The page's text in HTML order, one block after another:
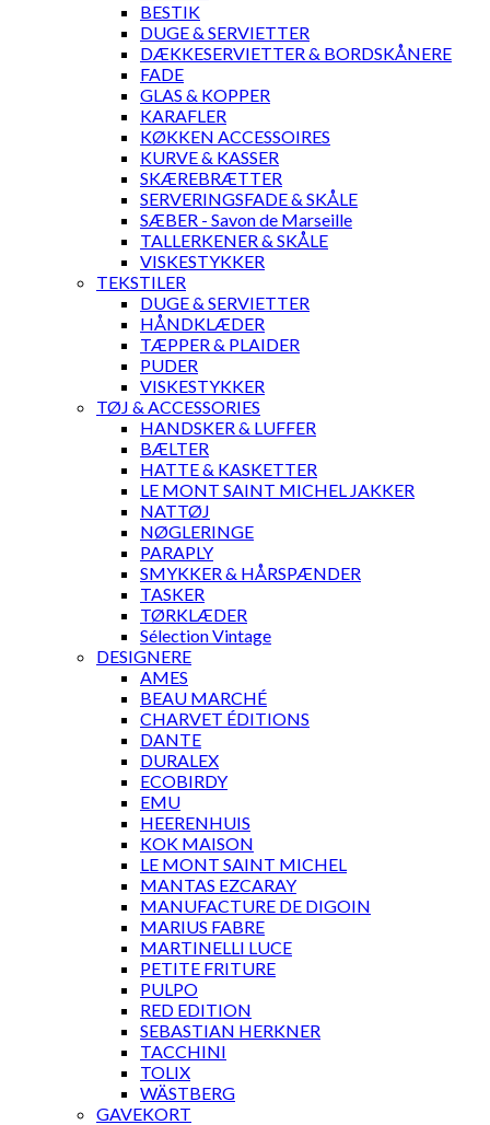
BESTIK
DUGE & SERVIETTER
DÆKKESERVIETTER & BORDSKÅNERE
FADE
GLAS & KOPPER
KARAFLER
KØKKEN ACCESSOIRES
KURVE & KASSER
SKÆREBRÆTTER
SERVERINGSFADE & SKÅLE
SÆBER - Savon de Marseille
TALLERKENER & SKÅLE
VISKESTYKKER
TEKSTILER
DUGE & SERVIETTER
HÅNDKLÆDER
TÆPPER & PLAIDER
PUDER
VISKESTYKKER
TØJ & ACCESSORIES
HANDSKER & LUFFER
BÆLTER
HATTE & KASKETTER
LE MONT SAINT MICHEL JAKKER
NATTØJ
NØGLERINGE
PARAPLY
SMYKKER & HÅRSPÆNDER
TASKER
TØRKLÆDER
Sélection Vintage
DESIGNERE
AMES
BEAU MARCHÉ
CHARVET ÉDITIONS
DANTE
DURALEX
ECOBIRDY
EMU
HEERENHUIS
KOK MAISON
LE MONT SAINT MICHEL
MANTAS EZCARAY
MANUFACTURE DE DIGOIN
MARIUS FABRE
MARTINELLI LUCE
PETITE FRITURE
PULPO
RED EDITION
SEBASTIAN HERKNER
TACCHINI
TOLIX
WÄSTBERG
GAVEKORT